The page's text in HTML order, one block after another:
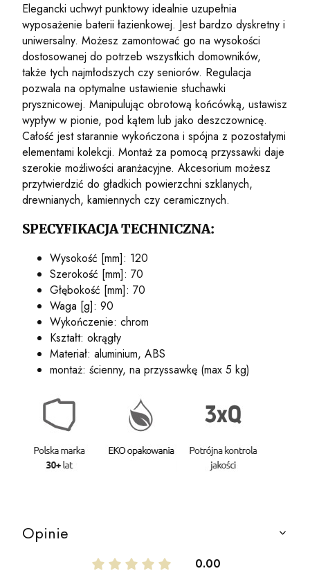
Elegancki uchwyt punktowy idealnie uzupełnia
wyposażenie baterii łazienkowej. Jest bardzo dyskretny i
uniwersalny. Możesz zamontować go na wysokości
dostosowanej do potrzeb wszystkich domowników,
także tych najmłodszych czy seniorów. Regulacja
pozwala na optymalne ustawienie słuchawki
prysznicowej. Manipulując obrotową końcówką, ustawisz
wypływ w pionie, pod kątem lub jako deszczownicę.
Całość jest starannie wykończona i spójna z pozostałymi
elementami kolekcji. Montaż za pomocą przyssawki daje
szerokie możliwości aranżacyjne. Akcesorium możesz
przytwierdzić do gładkich powierzchni szklanych,
drewnianych, kamiennych czy ceramicznych.
SPECYFIKACJA TECHNICZNA:
Wysokość [mm]: 120
Szerokość [mm]: 70
Głębokość [mm]: 70
Waga [g]: 90
Wykończenie: chrom
Kształt: okrągły
Materiał: aluminium, ABS
montaż: ścienny, na przyssawkę (max 5 kg)
Opinie
0.00